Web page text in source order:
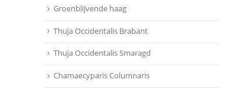
Groenblijvende haag
Thuja Occidentalis Brabant
Thuja Occidentalis Smaragd
Chamaecyparis Columnaris